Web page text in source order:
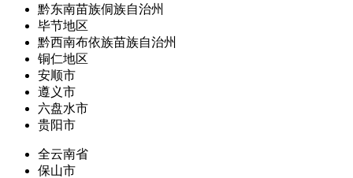
黔东南苗族侗族自治州
毕节地区
黔西南布依族苗族自治州
铜仁地区
安顺市
遵义市
六盘水市
贵阳市
全云南省
保山市